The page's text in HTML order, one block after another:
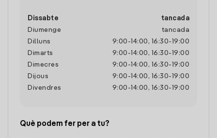
Dissabte
tancada
Diumenge
tancada
Dilluns
9:00 - 14:00 , 16:30- 19:00
Dimarts
9:00 - 14:00 , 16:30- 19:00
Dimecres
9:00 - 14:00 , 16:30- 19:00
Dijous
9:00 - 14:00 , 16:30- 19:00
Divendres
9:00 - 14:00 , 16:30- 19:00
Què podem fer per a tu?